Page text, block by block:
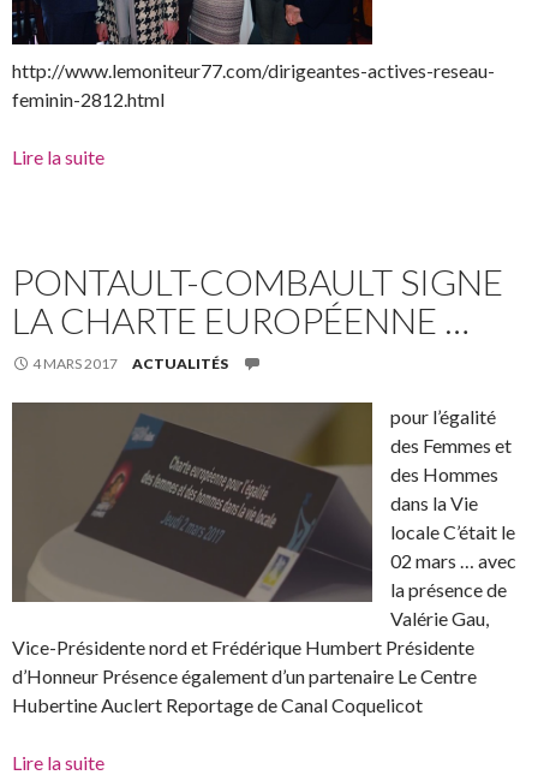
http://www.lemoniteur77.com/dirigeantes-actives-reseau-
feminin-2812.html
Lire la suite
PONTAULT-COMBAULT SIGNE
LA CHARTE EUROPÉENNE …
4 MARS 2017 ACTUALITÉS
pour l’égalité
des Femmes et
des Hommes
dans la Vie
locale C’était le
02 mars … avec
la présence de
Valérie Gau,
Vice-Présidente nord et Frédérique Humbert Présidente
d’Honneur Présence également d’un partenaire Le Centre
Hubertine Auclert Reportage de Canal Coquelicot
Lire la suite